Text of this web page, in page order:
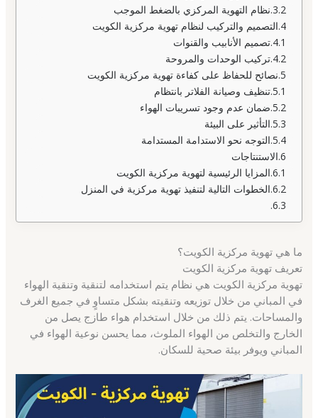
نظام التهوية المركزي بالضغط الموجب
التصميم والتركيب لنظام تهوية مركزية الكويت
تصميم الأنابيب والقنوات
تركيب الوحدات والمروحة
نصائح للحفاظ على كفاءة تهوية مركزية الكويت
تنظيف وصيانة الفلاتر بانتظام
ضمان عدم وجود تسريبات الهواء
التأثير على البيئة
التوجه نحو الاستدامة المستدامة
الاستنتاجات
المزايا الرئيسية لتهوية مركزية الكويت
الخطوات التالية لتنفيذ تهوية مركزية في المنزل
ما هي تهوية مركزية الكويت؟
تعريف تهوية مركزية الكويت
تهوية مركزية الكويت هي نظام يتم استخدامه لتنقية وتنقية الهواء
في المباني من خلال توزيعه وتنقيته بشكل متساوٍ في جميع الغرف
والمساحات. يتم ذلك من خلال استخدام هواء طازج يصل من
الخارج والتخلص من الهواء الملوث، مما يحسن نوعية الهواء في
المباني ويوفر بيئة صحية للسكان.